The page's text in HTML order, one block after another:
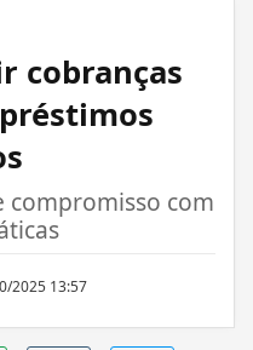
cobranças
com
2025 13:57